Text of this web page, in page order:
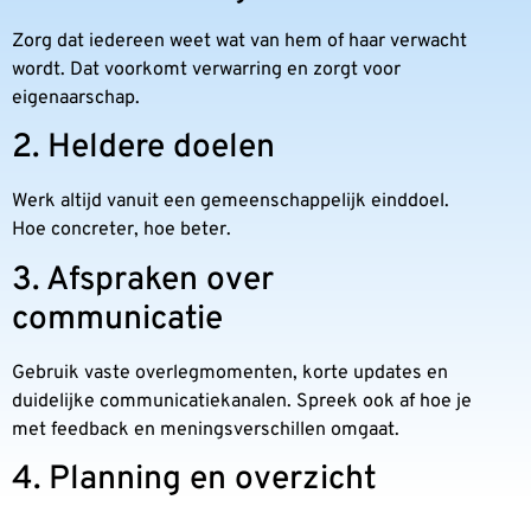
Zorg dat iedereen weet wat van hem of haar verwacht
wordt. Dat voorkomt verwarring en zorgt voor
eigenaarschap.
2. Heldere doelen
Werk altijd vanuit een gemeenschappelijk einddoel.
Hoe concreter, hoe beter.
3. Afspraken over
communicatie
Gebruik vaste overlegmomenten, korte updates en
duidelijke communicatiekanalen. Spreek ook af hoe je
met feedback en meningsverschillen omgaat.
4. Planning en overzicht